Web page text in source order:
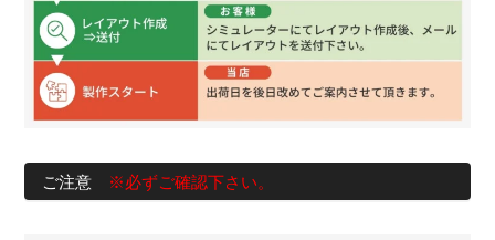
ご注意 ※必ずご確認下さい。